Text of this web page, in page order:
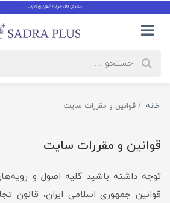
خانه قوانین و مقررات سایت
قوانین و مقررات سایت
توجه داشته باشید کلیه اصول و
قوانین جمهوری اسلامی ایران، قانون